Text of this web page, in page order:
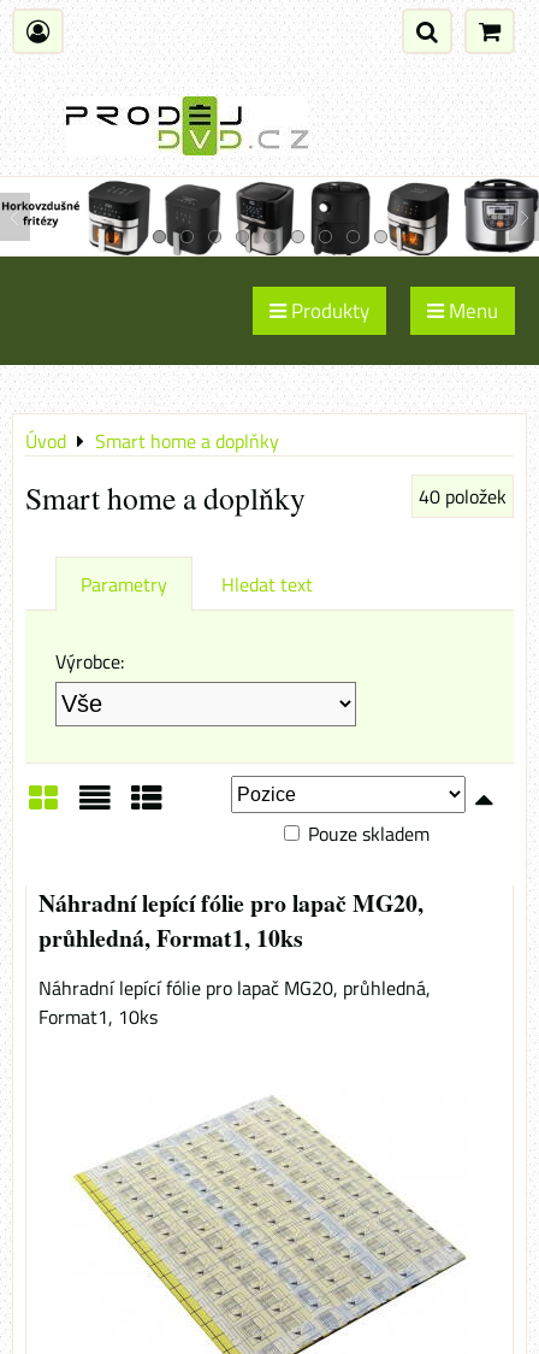
Produkty Menu
Úvod Smart home a doplňky
Smart home a doplňky 40 položek
Parametry Hledat text
Výrobce:
Pouze skladem
Náhradní lepící fólie pro lapač MG20,
průhledná, Format1, 10ks
Náhradní lepící fólie pro lapač MG20, průhledná,
Format1, 10ks